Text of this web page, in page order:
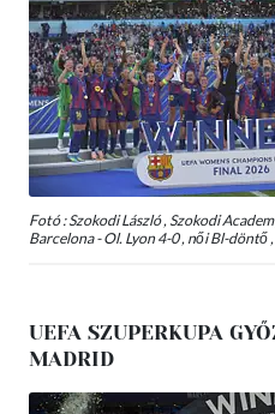
Fotó : Szokodi László , Szokodi
Barcelona - Ol. Lyon 4-0 , női Bl-döntő
UEFA SZUPERKUPA
MADRID